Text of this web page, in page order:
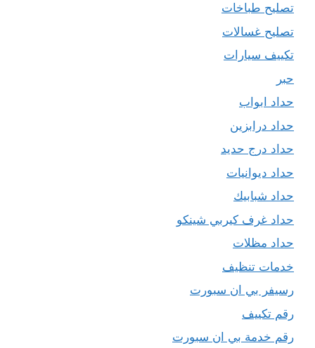
تصليح طباخات
تصليح غسالات
تكييف سيارات
حبر
حداد ابواب
حداد درابزين
حداد درج حديد
حداد ديوانيات
حداد شبابيك
حداد غرف كيربي شينكو
حداد مظلات
خدمات تنظيف
رسيفر بي ان سبورت
رقم تكييف
رقم خدمة بي ان سبورت